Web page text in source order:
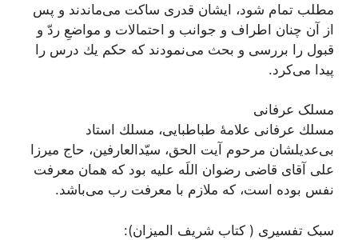
مطلب تمام شود، ايشان قدرى ساكت می‌‏ماندند و پس
از آن چنان اطراف و جوانب و احتمالات و مواضعِ ردّ و
قبول را بررسى و بحث می‌‏نمودند كه حكم يك درس را
پيدا می‌‏كرد.
مسلک عرفانی
مسلك عرفانى علامۀ طباطبایی، مسلك استاد
بى‌عديلشان مرحوم آيت ‌الحق، سيّد‌العارفين، حاج ميرزا
على آقاى قاضى‏ رضوان اللَه علیه بود كه همان معرفت
نفس بوده است، كه ملازم با معرفت رب می‌باشد.
سبک تفسیری ( کتاب شریف المیزان):